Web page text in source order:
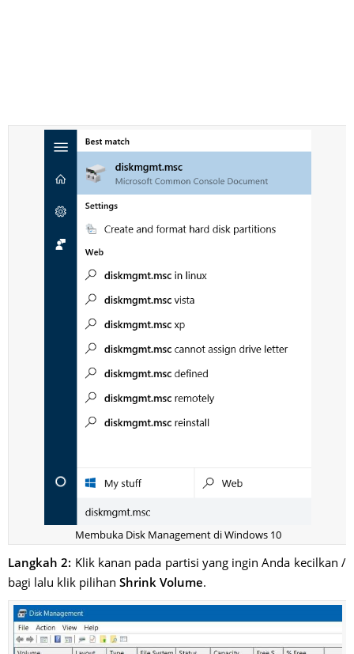
Membuka Disk Management di Windows 10
Langkah 2: Klik kanan pada partisi yang ingin Anda kecilkan /
bagi lalu klik pilihan Shrink Volume.